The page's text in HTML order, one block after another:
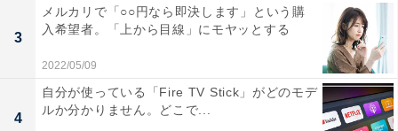
「6/24 〇〇商談 GS 山田」
・GD（Go Direct）
2つ目は「GD（Go Direct）」です。直訳すると「直接向
かう」という意味です。「GS（Go Straight）」ほどでは
3
メルカリで「○○円なら即決します」という購
入希望者。「上から目線」にモヤッとする
2022/05/09
4
自分が使っている「Fire TV Stick」がどのモデ
ルか分かりません。どこで...